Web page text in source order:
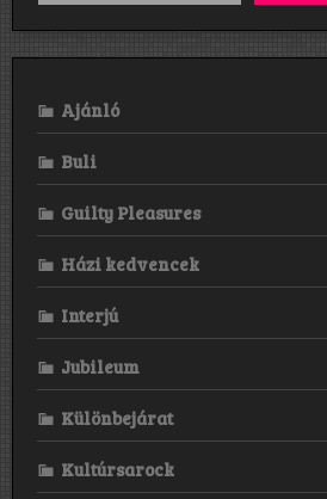
Ajánló
Buli
Guilty Pleasures
Házi kedvencek
Interjú
Jubileum
Különbejárat
Kultúrsarock